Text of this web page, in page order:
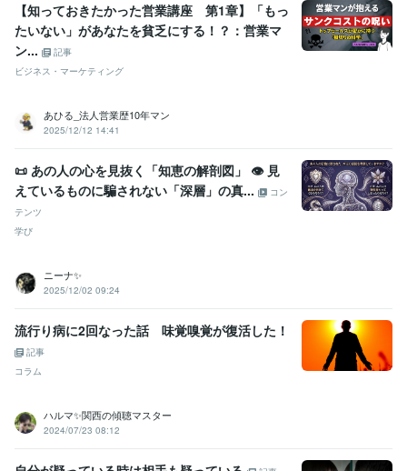
【知っておきたかった営業講座 第1章】「もっ
たいない」があなたを貧乏にする！？：営業マ
ン...
記事
ビジネス・マーケティング
あひる_法人営業歴10年マン
2025/12/12 14:41
📜 あの人の心を見抜く「知恵の解剖図」 👁️ 見
えているものに騙されない「深層」の真...
コン
テンツ
学び
ニーナ✨️
2025/12/02 09:24
流行り病に2回なった話 味覚嗅覚が復活した！
記事
コラム
ハルマ✨関西の傾聴マスター
2024/07/23 08:12